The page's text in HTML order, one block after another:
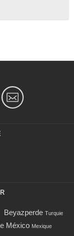
Beyazperde Turquie
México Mexique